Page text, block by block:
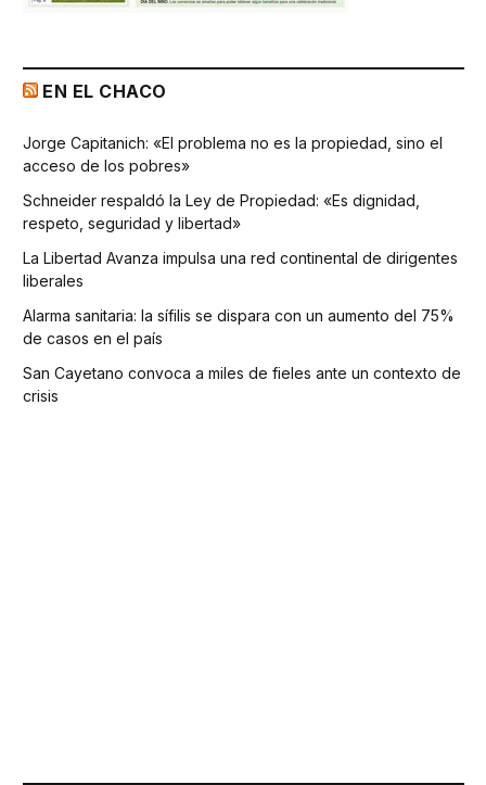
EN EL CHACO
Jorge Capitanich: «El problema no es la propiedad, sino el
acceso de los pobres»
Schneider respaldó la Ley de Propiedad: «Es dignidad,
respeto, seguridad y libertad»
La Libertad Avanza impulsa una red continental de dirigentes
liberales
Alarma sanitaria: la sífilis se dispara con un aumento del 75%
de casos en el país
San Cayetano convoca a miles de fieles ante un contexto de
crisis